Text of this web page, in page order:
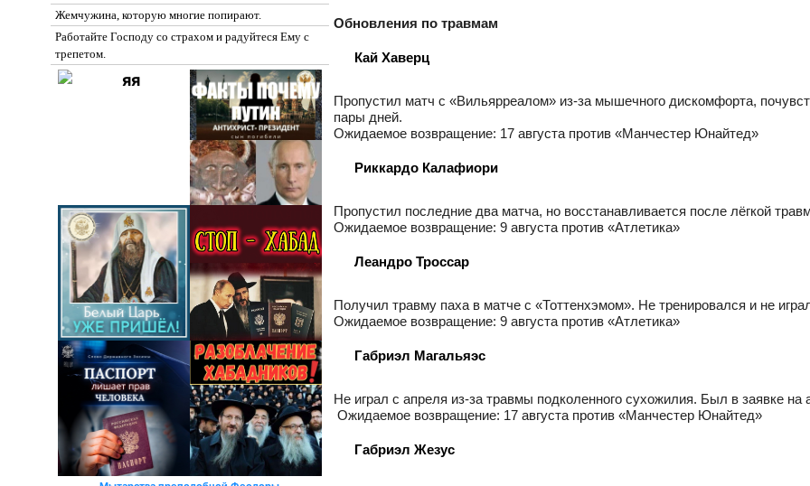
Жемчужина, которую многие попирают.
Работайте Господу со страхом и радуйтеся Ему с
трепетом.
Обновления по травмам
Кай Хаверц
Пропустил матч с «Вильярреалом» из-за мышечного дискомфорта,
пары дней.
Ожидаемое возвращение: 17 августа против «Манчестер Юнайтед»
Риккардо Калафиори
Пропустил последние два матча, но восстанавливается после лёгкой
Ожидаемое возвращение: 9 августа против «Атлетика»
Леандро Троссар
Получил травму паха в матче с «Тоттенхэмом». Не тренировался и не
Ожидаемое возвращение: 9 августа против «Атлетика»
Габриэл Магальяэс
Не играл с апреля из-за травмы подколенного сухожилия. Был в заявке на
Ожидаемое возвращение: 17 августа против «Манчестер Юнайтед»
Габриэл Жезус